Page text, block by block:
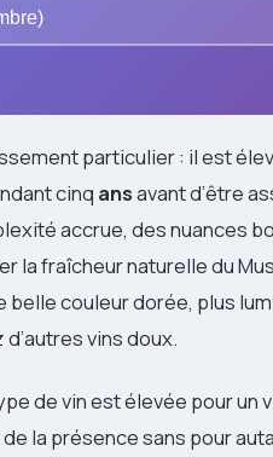
particulier : il est
cinq ansavant d’être
accrue, des nuances
la fraîcheur naturelle du
belle couleur dorée, plus
vins doux.
de vin est élevée pour un
la présence sans pour